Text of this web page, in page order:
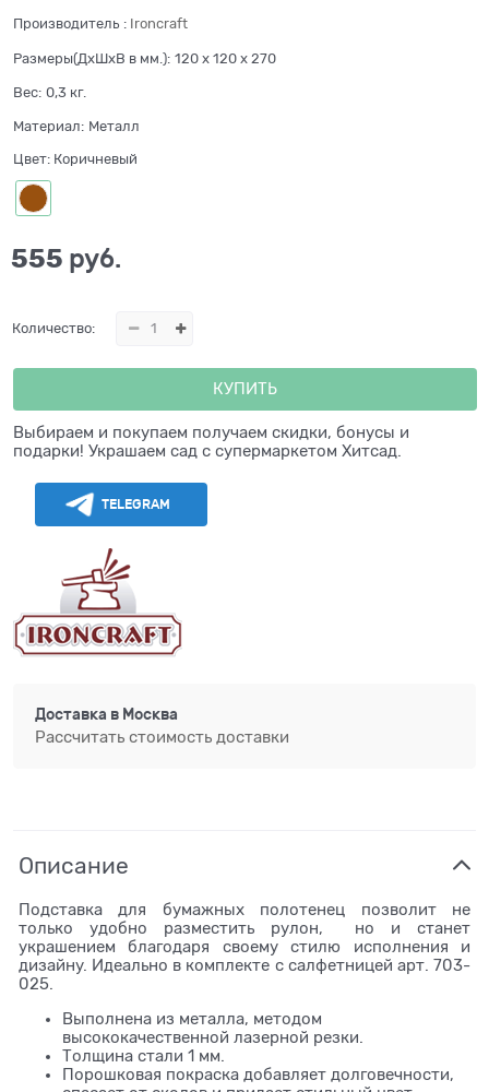
Производитель : Ironcraft
Размеры(ДхШхВ в мм.): 120 x 120 x 270
Вес: 0,3 кг.
Материал: Металл
Цвет: Коричневый
555 руб.
Количество:
КУПИТЬ
Выбираем и покупаем получаем скидки, бонусы и
подарки! Украшаем сад с супермаркетом Хитсад.
TELEGRAM
Доставка в Москва
Рассчитать стоимость доставки
Описание
Подставка для бумажных полотенец позволит не
только удобно разместить рулон, но и станет
украшением благодаря своему стилю исполнения и
дизайну. Идеально в комплекте с салфетницей арт. 703-
025.
Выполнена из металла, методом
высококачественной лазерной резки.
Толщина стали 1 мм.
Порошковая покраска добавляет долговечности,